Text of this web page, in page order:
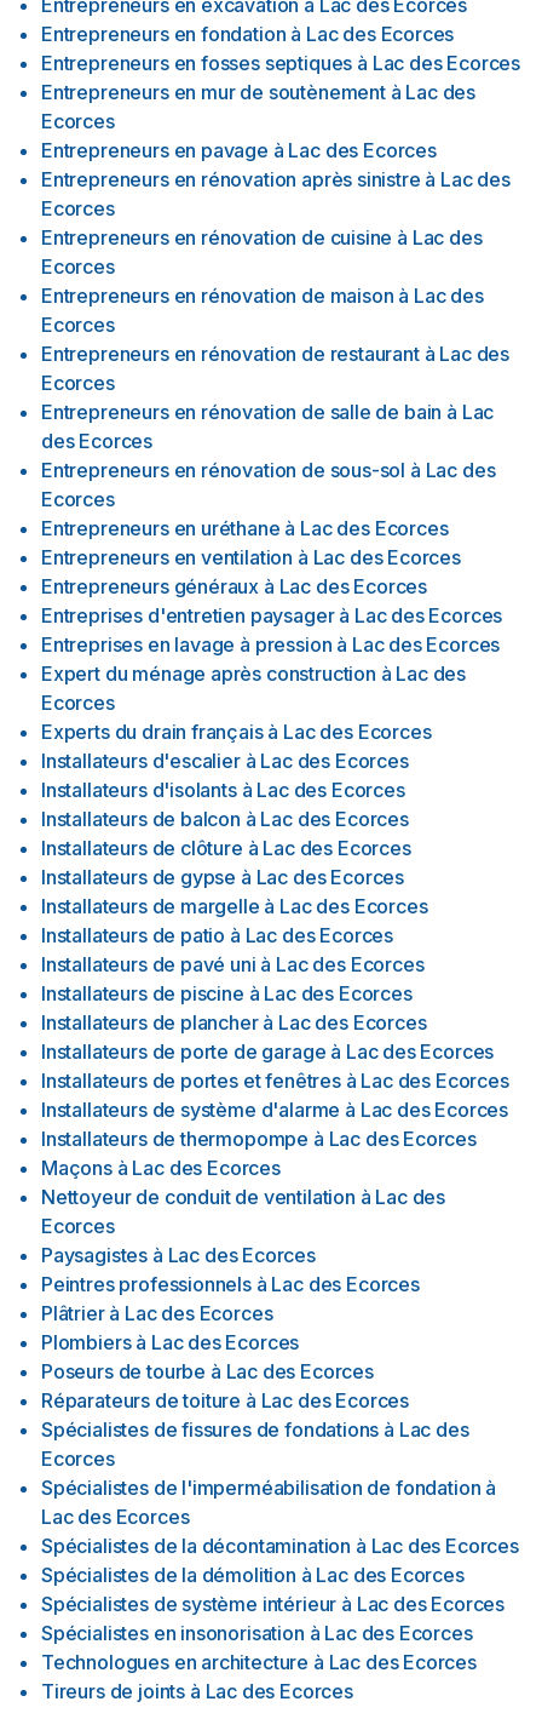
Entrepreneurs en excavation à Lac des Ecorces
Entrepreneurs en fondation à Lac des Ecorces
Entrepreneurs en fosses septiques à Lac des Ecorces
Entrepreneurs en mur de soutènement à Lac des
Ecorces
Entrepreneurs en pavage à Lac des Ecorces
Entrepreneurs en rénovation après sinistre à Lac des
Ecorces
Entrepreneurs en rénovation de cuisine à Lac des
Ecorces
Entrepreneurs en rénovation de maison à Lac des
Ecorces
Entrepreneurs en rénovation de restaurant à Lac des
Ecorces
Entrepreneurs en rénovation de salle de bain à Lac
des Ecorces
Entrepreneurs en rénovation de sous-sol à Lac des
Ecorces
Entrepreneurs en uréthane à Lac des Ecorces
Entrepreneurs en ventilation à Lac des Ecorces
Entrepreneurs généraux à Lac des Ecorces
Entreprises d'entretien paysager à Lac des Ecorces
Entreprises en lavage à pression à Lac des Ecorces
Expert du ménage après construction à Lac des
Ecorces
Experts du drain français à Lac des Ecorces
Installateurs d'escalier à Lac des Ecorces
Installateurs d'isolants à Lac des Ecorces
Installateurs de balcon à Lac des Ecorces
Installateurs de clôture à Lac des Ecorces
Installateurs de gypse à Lac des Ecorces
Installateurs de margelle à Lac des Ecorces
Installateurs de patio à Lac des Ecorces
Installateurs de pavé uni à Lac des Ecorces
Installateurs de piscine à Lac des Ecorces
Installateurs de plancher à Lac des Ecorces
Installateurs de porte de garage à Lac des Ecorces
Installateurs de portes et fenêtres à Lac des Ecorces
Installateurs de système d'alarme à Lac des Ecorces
Installateurs de thermopompe à Lac des Ecorces
Maçons à Lac des Ecorces
Nettoyeur de conduit de ventilation à Lac des
Ecorces
Paysagistes à Lac des Ecorces
Peintres professionnels à Lac des Ecorces
Plâtrier à Lac des Ecorces
Plombiers à Lac des Ecorces
Poseurs de tourbe à Lac des Ecorces
Réparateurs de toiture à Lac des Ecorces
Spécialistes de fissures de fondations à Lac des
Ecorces
Spécialistes de l'imperméabilisation de fondation à
Lac des Ecorces
Spécialistes de la décontamination à Lac des Ecorces
Spécialistes de la démolition à Lac des Ecorces
Spécialistes de système intérieur à Lac des Ecorces
Spécialistes en insonorisation à Lac des Ecorces
Technologues en architecture à Lac des Ecorces
Tireurs de joints à Lac des Ecorces